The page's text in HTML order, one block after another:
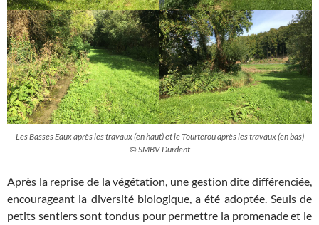
Les Basses Eaux après les travaux (en haut) et le Tourterou après les travaux (en bas)
© SMBV Durdent
Après la reprise de la végétation, une gestion dite différenciée,
encourageant la diversité biologique, a été adoptée. Seuls de
petits sentiers sont tondus pour permettre la promenade et le